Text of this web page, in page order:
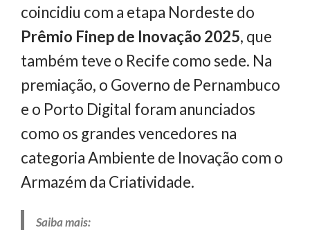
coincidiu com a etapa Nordeste do
Prêmio Finep de Inovação 2025, que
também teve o Recife como sede. Na
premiação, o Governo de Pernambuco
e o Porto Digital foram anunciados
como os grandes vencedores na
categoria Ambiente de Inovação com o
Armazém da Criatividade.
Saiba mais: